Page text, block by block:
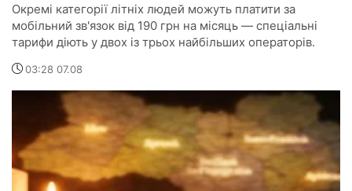
Окремі категорії літніх людей можуть платити за
мобільний зв'язок від 190 грн на місяць — спеціальні
тарифи діють у двох із трьох найбільших операторів.
03:28 07.08